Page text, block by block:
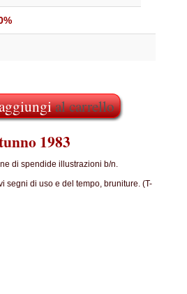
al carrello
1983
di spendide illustrazioni b/n.
segni di uso e del tempo, bruniture. (T-